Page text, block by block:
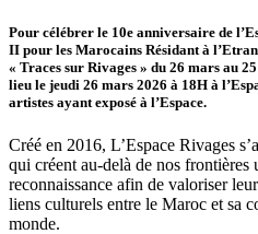
Pour célébrer le 10e anniversaire de
II pour les Marocains Résidant à
« Traces sur Rivages » du 26 mars au
lieu le jeudi 26 mars 2026 à 18H à
artistes ayant exposé à l’Espace.
Créé en 2016, L’Espace Rivages
qui créent au-delà de nos
reconnaissance afin de valoriser
liens culturels entre le Maroc et sa
monde.